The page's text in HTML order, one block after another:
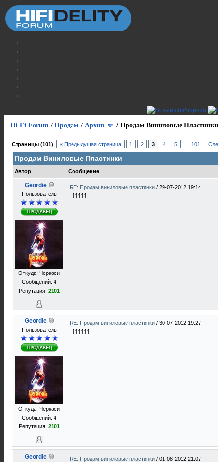
Hi-Fi Forum / Продам / Архив / Продам Виниловые Пластинки
Страницы (101): « Предыдущая страница 1 2 3 4 5 101
Продам Виниловые Пластинки
Автор Сообщение
Geordie
Пользователь
Откуда: Черкаси
Сообщений: 4
Репутация: 2101
RE: Продам виниловые пластинки / 29-07-2012 19:14
11111
Geordie
Пользователь
Откуда: Черкаси
Сообщений: 4
Репутация: 2101
RE: Продам виниловые пластинки / 30-07-2012 19:27
111111
Geordie RE: Продам виниловые пластинки / 01-08-2012 21:07